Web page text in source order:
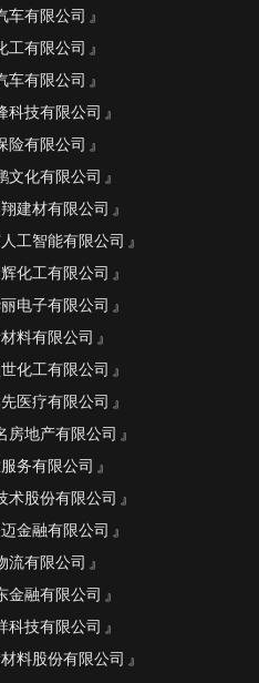
车有限公司
工有限公司
车有限公司
科技有限公司
险有限公司
文化有限公司
建材有限公司
工智能有限公司
化工有限公司
电子有限公司
料有限公司
化工有限公司
医疗有限公司
房地产有限公司
务有限公司
术股份有限公司
金融有限公司
流有限公司
金融有限公司
科技有限公司
料股份有限公司